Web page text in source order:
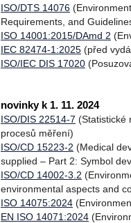
ISO/DTS 14076
Requirements, and
ISO 14001:2015/DAmd 2
IEC 82474-1:2025 (před
ISO/IEC DIS 17020
novinky k 1. 11. 2024
ISO/DIS 22514-7 (Statistické
procesů měření)
ISO/CD 15223-2 (Medical
supplied – Part 2: Symbol
ISO/CD 14002-3.2
environmental aspects and
ISO 14075:2024
EN ISO 14071:2024